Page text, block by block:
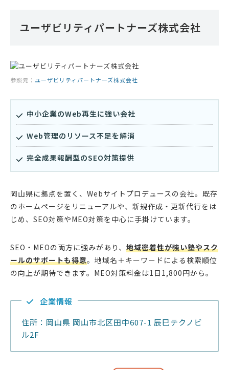
ユーザビリティパートナーズ株式会社
参照元： ユーザビリティパートナーズ株式会社
中小企業のWeb再生に強い会社
Web管理のリソース不足を解消
完全成果報酬型のSEO対策提供
岡山県に拠点を置く、Webサイトプロデュースの会社。既存
のホームページをリニューアルや、新規作成・更新代行をは
じめ、SEO対策やMEO対策を中心に手掛けています。
SEO・MEOの両方に強みがあり、 地域密着性が強い塾やスク
ールのサポートも得意。地域名＋キーワードによる検索順位
の向上が期待できます。MEO対策料金は1日1,800円から。
企業情報
住所：岡山県 岡山市北区田中607-1 辰巳テクノビ
ル2F